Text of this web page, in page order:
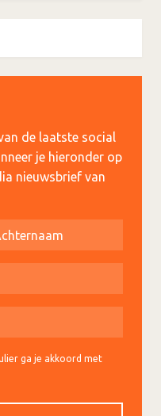
de laatste social
je hieronder op
nieuwsbrief van
ga je akkoord met